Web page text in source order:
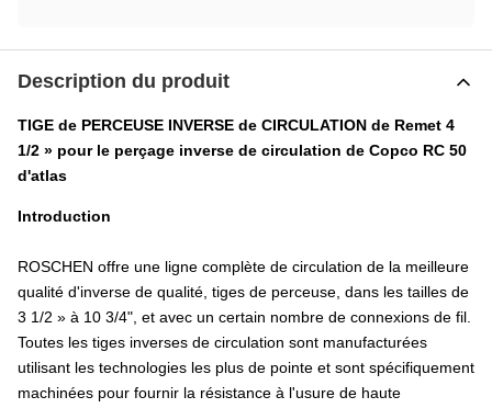
Description du produit
TIGE de PERCEUSE INVERSE de CIRCULATION de Remet 4
1/2 » pour le perçage inverse de circulation de Copco RC 50
d'atlas
Introduction
ROSCHEN offre une ligne complète de circulation de la meilleure
qualité d'inverse de qualité, tiges de perceuse, dans les tailles de
3 1/2 » à 10 3/4", et avec un certain nombre de connexions de fil.
Toutes les tiges inverses de circulation sont manufacturées
utilisant les technologies les plus de pointe et sont spécifiquement
machinées pour fournir la résistance à l'usure de haute